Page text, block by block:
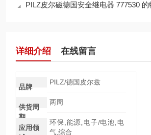
PILZ皮尔磁德国安全继电器 777530 的
详细介绍 在线留言
品牌
PILZ/德国皮尔兹
供货周
期
两周
应用领
环保,能源,电子/电池,电
气,综合